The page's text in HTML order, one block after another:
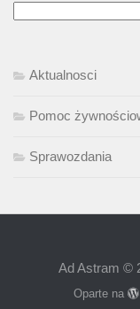
Aktualnosci
Pomoc
Sprawozdania
Ad Astram ©
Oparte na